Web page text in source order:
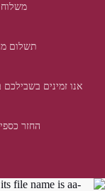
משלוח
תשלום
אנו זמינים
החזר